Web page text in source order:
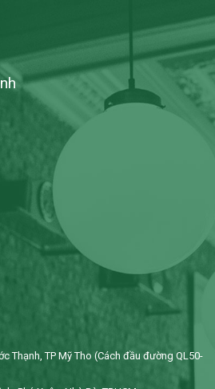
Thạnh, TP Mỹ Tho (Cách đầu đường QL50-